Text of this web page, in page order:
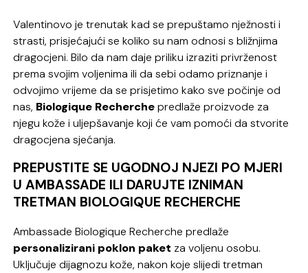
Valentinovo je trenutak kad se prepuštamo nježnosti i
strasti, prisjećajući se koliko su nam odnosi s bližnjima
dragocjeni. Bilo da nam daje priliku izraziti privrženost
prema svojim voljenima ili da sebi odamo priznanje i
odvojimo vrijeme da se prisjetimo kako sve počinje od
nas, Biologique Recherchepredlaže proizvode za
njegu kože i uljepšavanje koji će vam pomoći da stvorite
dragocjena sjećanja.
PREPUSTITE SE UGODNOJ NJEZI PO MJERI
U AMBASSADE ILI DARUJTE IZNIMAN
TRETMAN BIOLOGIQUE RECHERCHE
Ambassade Biologique Recherche predlaže
personalizirani poklon paket za voljenu osobu.
Uključuje dijagnozu kože, nakon koje slijedi tretman